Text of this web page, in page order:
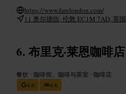
https://www.farelondon.com/
11 奥尔德街, 伦敦 EC1M 7AD, 英国
布里克·莱恩咖啡店
餐饮 •咖啡馆、咖啡与茶室 •咖啡店
4.6
4.6